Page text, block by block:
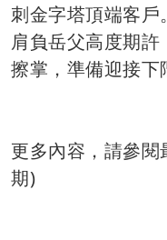
刺金字塔頂端客戶。
肩負岳父高度期
擦掌，準備迎接下
更多內容，請參
期)